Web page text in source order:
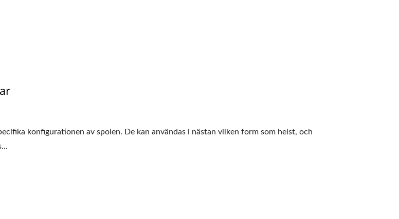
konfigurationen av spolen. De kan användas i nästan vilken form som helst, och